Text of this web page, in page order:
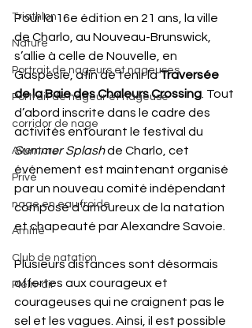
Triathlon
Nature
Portrait de nageurs et nageuses
Portrait de nageur et nageuse
corridor de nage
Aventure
Privé
nage en eau froide
Amitié
Club de natation
Plein-air
Pour la 16e édition en 21 ans, la ville
de Charlo, au Nouveau-Brunswick,
s’allie à celle de Nouvelle, en
Gaspésie, afin de tenir la Traversée
de la Baie des Chaleurs Crossing . Tout
d’abord inscrite dans le cadre des
activités entourant le festival du
Summer Splash de Charlo, cet
événement est maintenant organisé
par un nouveau comité indépendant
composé d’amoureux de la natation
et chapeauté par Alexandre Savoie.
Plusieurs distances sont désormais
offertes aux courageux et
courageuses qui ne craignent pas le
sel et les vagues. Ainsi, il est possible